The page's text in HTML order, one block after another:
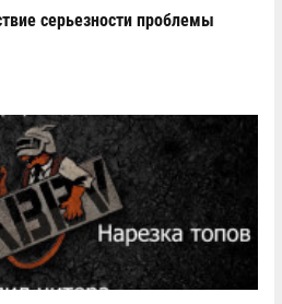
серьезности проблемы